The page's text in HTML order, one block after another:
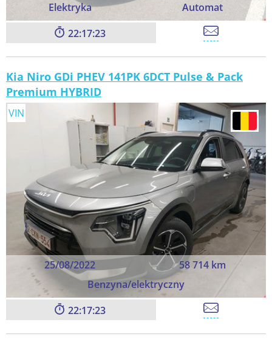
Elektryka
Automat
22:17:23
Kia Niro GDi PHEV 141PK 6DCT Pulse & Pack
Premium HYBRID
25/08/2022
58 714 km
Benzyna/elektryczny
VIN
22:17:23